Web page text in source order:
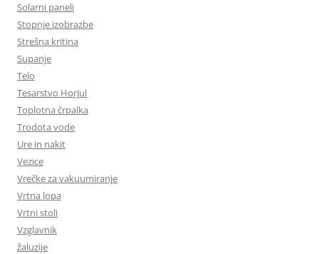
Solarni paneli
Stopnje izobrazbe
Strešna kritina
Supanje
Telo
Tesarstvo Horjul
Toplotna črpalka
Trodota vode
Ure in nakit
Vezice
Vrečke za vakuumiranje
Vrtna lopa
Vrtni stoli
Vzglavnik
žaluzije